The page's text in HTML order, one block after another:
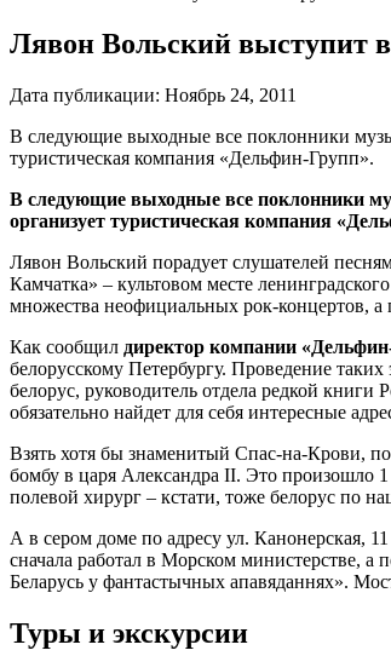
Лявон Вольский выступит в
Дата публикации: Ноябрь 24, 2011
В следующие выходные все поклонники
туристическая компания «Дельфин-Групп».
В следующие выходные все поклонники
организует туристическая компания
Лявон Вольский порадует слушателей
Камчатка» – культовом месте
множества неофициальных рок-концертов, а
Как сообщил директор компании
белорусскому Петербургу. Проведение
белорус, руководитель отдела редкой
обязательно найдет для себя интересные
Взять хотя бы знаменитый Спас-на-Крови,
бомбу в царя Александра II. Это произошло 1
полевой хирург – кстати, тоже белорус по
А в сером доме по адресу ул. Канонерская,
сначала работал в Морском министерстве,
Беларусь у фантастычных апавяданнях».
Туры и экскурсии